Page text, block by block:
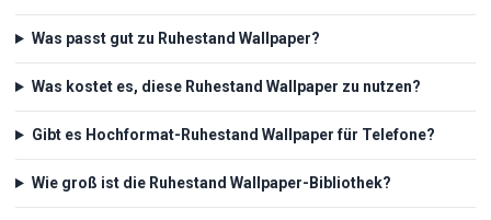
Was passt gut zu Ruhestand Wallpaper?
Was kostet es, diese Ruhestand Wallpaper zu nutzen?
Gibt es Hochformat-Ruhestand Wallpaper für Telefone?
Wie groß ist die Ruhestand Wallpaper-Bibliothek?